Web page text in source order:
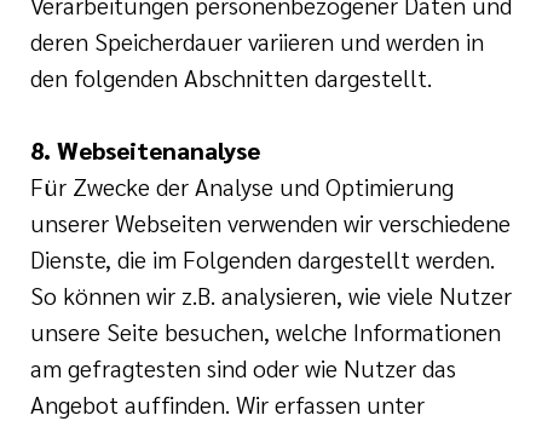
deren Speicherdauer variieren und werden in
den folgenden Abschnitten dargestellt.
8. Webseitenanalyse
Für Zwecke der Analyse und Optimierung
unserer Webseiten verwenden wir verschiedene
Dienste, die im Folgenden dargestellt werden.
So können wir z.B. analysieren, wie viele Nutzer
unsere Seite besuchen, welche Informationen
am gefragtesten sind oder wie Nutzer das
Angebot auffinden. Wir erfassen unter